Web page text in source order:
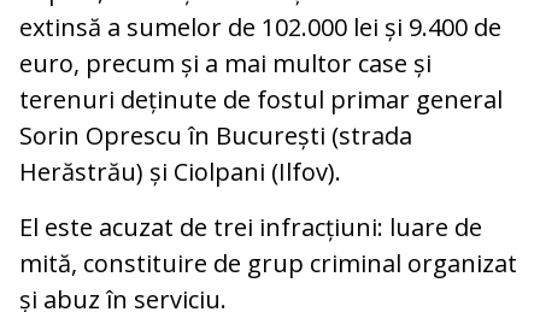
extinsă a sumelor de 102.000 lei și 9.400 de
euro, precum și a mai multor case și
terenuri deținute de fostul primar general
Sorin Oprescu în București (strada
Herăstrău) și Ciolpani (Ilfov).
El este acuzat de trei infracțiuni: luare de
mită, constituire de grup criminal organizat
și abuz în serviciu.